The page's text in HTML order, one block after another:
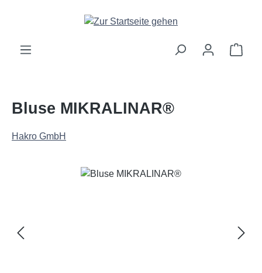
Zum Hauptinhalt springen
Bluse MIKRALINAR®
Hakro GmbH
Bildergalerie überspringen